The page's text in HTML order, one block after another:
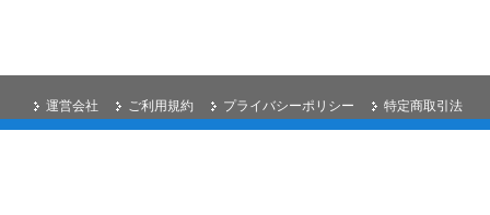
特定商取引法
プライバシーポリシー
ご利用規約
運営会社